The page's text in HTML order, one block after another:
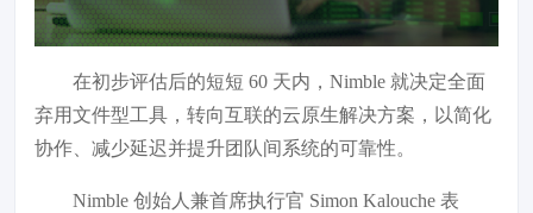
在初步评估后的短短 60 天内，Nimble 就决定全面
弃用文件型工具，转向互联的云原生解决方案，以简化
协作、减少延迟并提升团队间系统的可靠性。
Nimble 创始人兼首席执行官 Simon Kalouche 表